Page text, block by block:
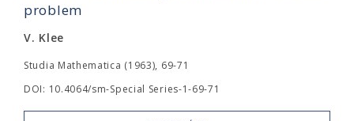
problem
V. Klee
Studia Mathematica (1963), 69-71
DOI: 10.4064/sm-Special Series-1-69-71